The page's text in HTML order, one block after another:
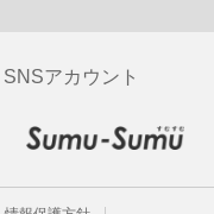
アカウント